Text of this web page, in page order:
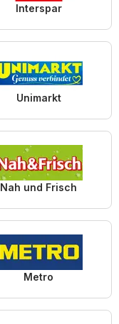
Interspar
Unimarkt
Nah und Frisch
Metro